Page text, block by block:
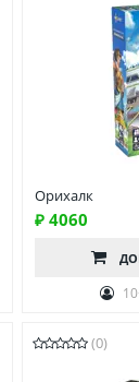
Орихалк
₽ 4060
(0)